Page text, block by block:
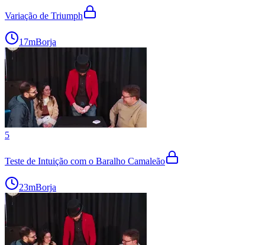
Variação de Triumph
17mBorja
5
Teste de Intuição com o Baralho Camaleão
23mBorja